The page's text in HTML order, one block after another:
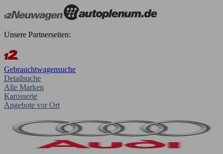
Unsere Partnerseiten:
Gebrauchtwagensuche
Detailsuche
Alle Marken
Karosserie
Angebote vor Ort